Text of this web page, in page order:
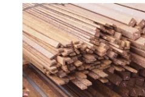
Bildergalerie überspringen